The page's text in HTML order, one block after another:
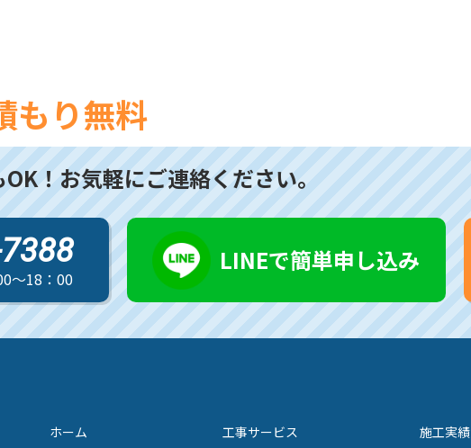
もり無料
！ お気軽にご連絡ください。
～18：00
LINEで簡単申し込み
ホーム 工事サービス 施工実績